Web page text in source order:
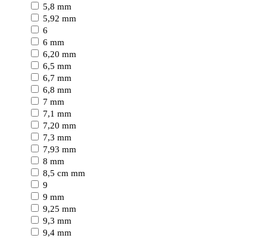
5,8 mm
5,92 mm
6
6 mm
6,20 mm
6,5 mm
6,7 mm
6,8 mm
7 mm
7,1 mm
7,20 mm
7,3 mm
7,93 mm
8 mm
8,5 cm mm
9
9 mm
9,25 mm
9,3 mm
9,4 mm